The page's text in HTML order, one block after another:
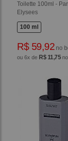
Toilette 100ml -
Elysees
100 ml
R$ 59,92 no
ou 6x de R$ 11,75